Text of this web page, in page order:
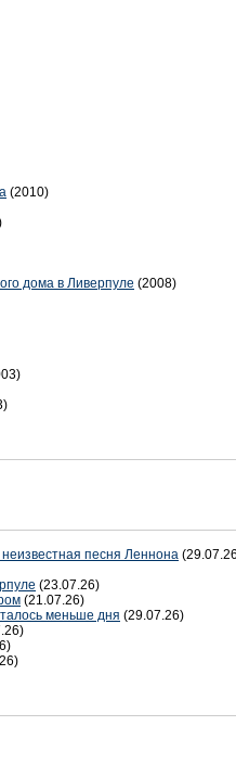
(2010)
дома в Ливерпуле (2008)
песня Леннона
(23.07.26)
(21.07.26)
меньше дня (29.07.26)